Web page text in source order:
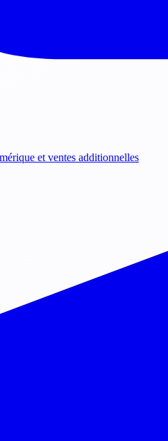
et ventes additionnelles